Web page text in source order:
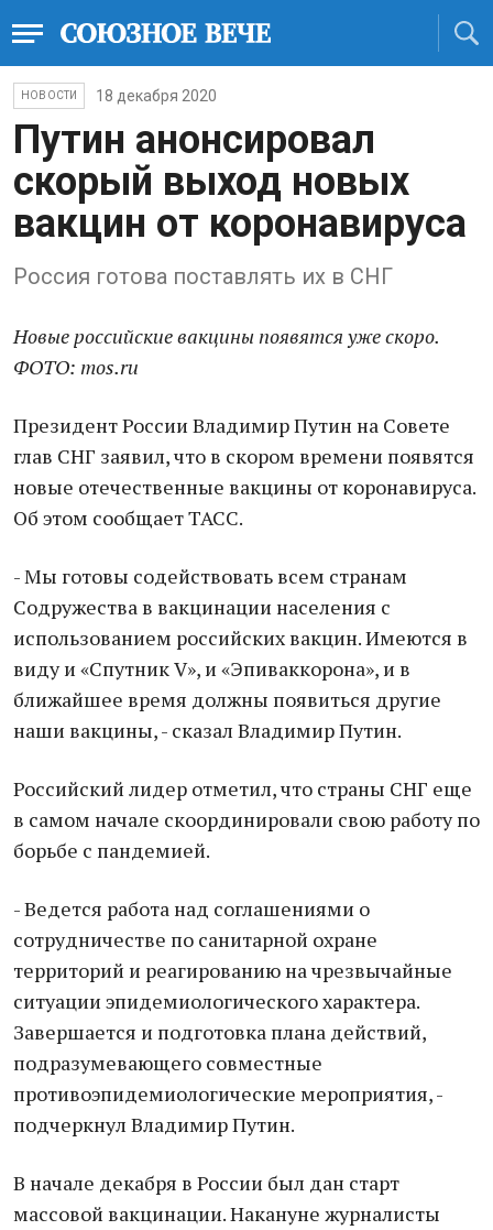
НОВОСТИ 18 декабря 2020
Путин анонсировал
скорый выход новых
вакцин от коронавируса
Россия готова поставлять их в СНГ
Новые российские вакцины появятся уже скоро.
ФОТО: mos.ru
Президент России Владимир Путин на Совете
глав СНГ заявил, что в скором времени появятся
новые отечественные вакцины от коронавируса.
Об этом сообщает ТАСС.
- Мы готовы содействовать всем странам
Содружества в вакцинации населения с
использованием российских вакцин. Имеются в
виду и «Спутник V», и «Эпиваккорона», и в
ближайшее время должны появиться другие
наши вакцины, - сказал Владимир Путин.
Российский лидер отметил, что страны СНГ еще
в самом начале скоординировали свою работу по
борьбе с пандемией.
- Ведется работа над соглашениями о
сотрудничестве по санитарной охране
территорий и реагированию на чрезвычайные
ситуации эпидемиологического характера.
Завершается и подготовка плана действий,
подразумевающего совместные
противоэпидемиологические мероприятия, -
подчеркнул Владимир Путин.
В начале декабря в России был дан старт
массовой вакцинации. Накануне журналисты